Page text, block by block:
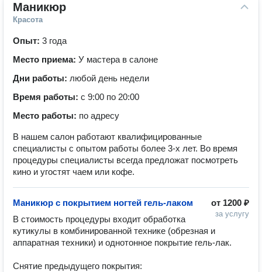
Маникюр
Красота
Опыт: 3 года
Место приема: У мастера в салоне
Дни работы: любой день недели
Время работы: с 9:00 по 20:00
Место работы: по адресу
В нашем салон работают квалифицированные
специалисты с опытом работы более 3-х лет. Во время
процедуры специалисты всегда предложат посмотреть
кино и угостят чаем или кофе.
от 1200 ₽
за услугу
Маникюр с покрытием ногтей гель-лаком
В стоимость процедуры входит обработка
кутикулы в комбинированной технике (обрезная и
аппаратная техники) и однотонное покрытие гель-лак.
Снятие предыдущего покрытия: